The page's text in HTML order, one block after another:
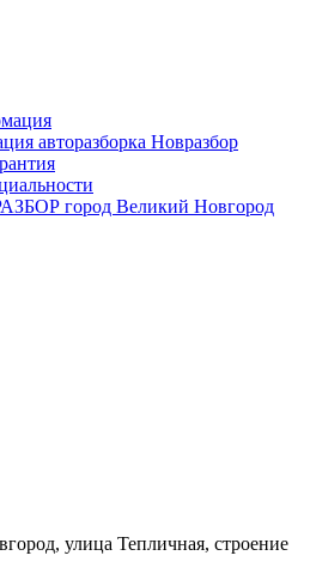
авторазборка Новразбор
город Великий Новгород
улица Тепличная, строение